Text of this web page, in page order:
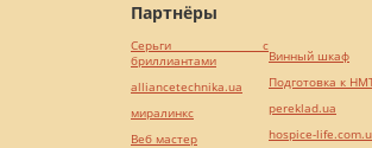
Партнёры
Серьги с
бриллиантами
alliancetechnika.ua
миралинкс
Веб мастер
Винный шкаф
Подготовка к
pereklad.ua
hospice-